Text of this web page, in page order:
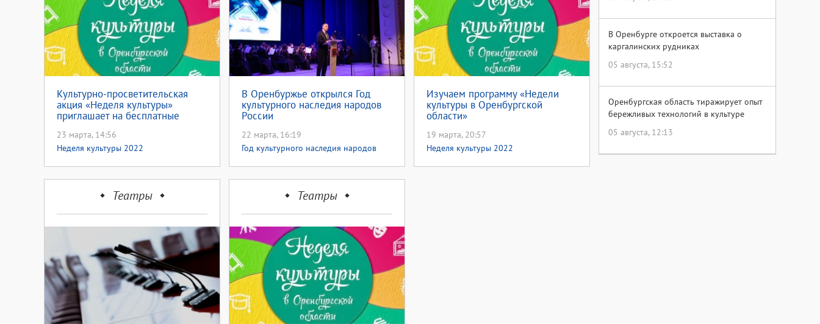
Культурно-просветительская
акция «Неделя культуры»
приглашает на бесплатные
23 марта, 14:56
Неделя культуры 2022
В Оренбуржье открылся Год
культурного наследия народов
России
22 марта, 16:19
Год культурного наследия народов
Изучаем программу «Недели
культуры в Оренбургской
области»
19 марта, 20:57
Неделя культуры 2022
Театры Театры
В Оренбурге откроется выставка о
каргалинских рудниках
05 августа, 15:52
Оренбургская область тиражирует опыт
бережливых технологий в культуре
05 августа, 12:13